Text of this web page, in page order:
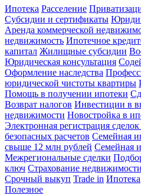
Ипотека Расселение
Субсидии и сертификаты
Аренда коммерческой
недвижимость Ипотечное
капитал Жилищные субсидии
Юридическая консультация
Оформление наследства
юридической чистоты квартиры
Помощь в получении ипотеки
Возврат налогов Инвестиции в
недвижимости Новостройка в
Электронная регистрация
безопасных расчетов Семейная
свыше 12 млн рублей Семейная
Межрегиональные сделки
ключ Страхование
Срочный выкуп Trade in Ипотека
Полезное